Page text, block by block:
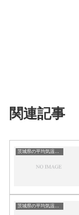
関連記事
茨城県の平均気温まとめ
茨城県の平均気温まとめ